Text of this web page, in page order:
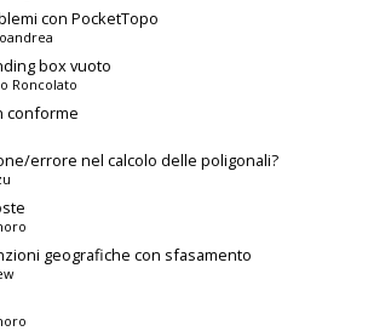
con PocketTopo
box vuoto
Roncolato
conforme
errore nel calcolo delle poligonali?
geografiche con sfasamento